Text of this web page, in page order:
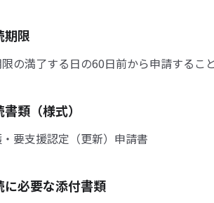
期限
の満了する日の60日前から申請するこ
類（様式）
要支援認定（更新）申請書
に必要な添付書類